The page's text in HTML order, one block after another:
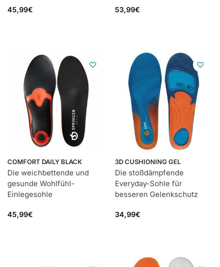
45,99€ 53,99€
COMFORT DAILY BLACK
Die weichbettende und
gesunde Wohlfühl-
Einlegesohle
45,99€
3D CUSHIONING GEL
Die stoßdämpfende
Everyday-Sohle für
besseren Gelenkschutz
34,99€